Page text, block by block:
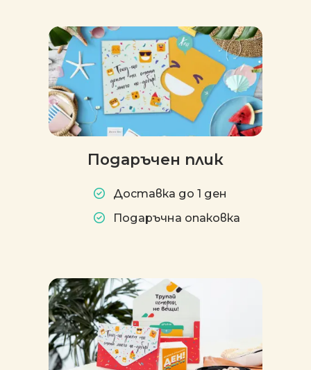
Подаръчен плик
Доставка до 1 ден
Подаръчна опаковка